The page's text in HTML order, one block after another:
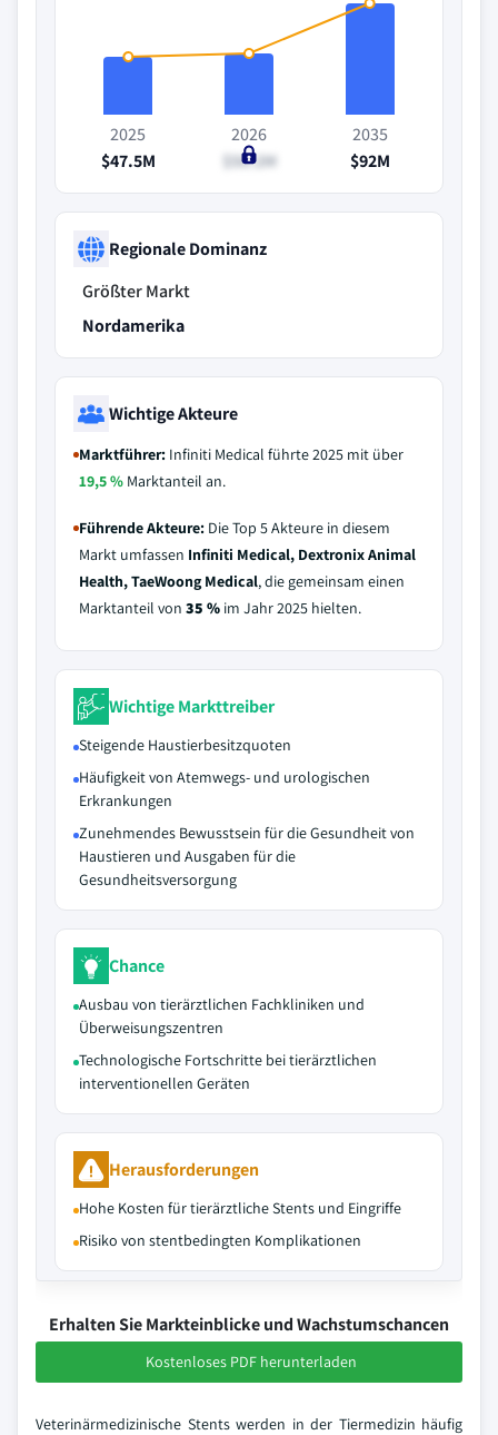
2025
$47.5M
2026
$50.2M
2035
$92M
Regionale Dominanz
Größter Markt
Nordamerika
Wichtige Akteure
Marktführer: Infiniti Medical führte 2025 mit über
19,5 % Marktanteil an.
Führende Akteure: Die Top 5 Akteure in diesem
Markt umfassen Infiniti Medical, Dextronix Animal
Health, TaeWoong Medical, die gemeinsam einen
Marktanteil von 35 % im Jahr 2025 hielten.
Wichtige Markttreiber
Steigende Haustierbesitzquoten
Häufigkeit von Atemwegs- und urologischen
Erkrankungen
Zunehmendes Bewusstsein für die Gesundheit von
Haustieren und Ausgaben für die
Gesundheitsversorgung
Chance
Ausbau von tierärztlichen Fachkliniken und
Überweisungszentren
Technologische Fortschritte bei tierärztlichen
interventionellen Geräten
Herausforderungen
Hohe Kosten für tierärztliche Stents und Eingriffe
Risiko von stentbedingten Komplikationen
Erhalten Sie Markteinblicke und Wachstumschancen
Kostenloses PDF herunterladen
Veterinärmedizinische Stents werden in der Tiermedizin häufig